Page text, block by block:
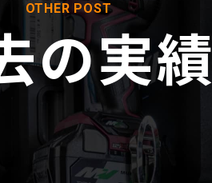
OTHER POST
の実績